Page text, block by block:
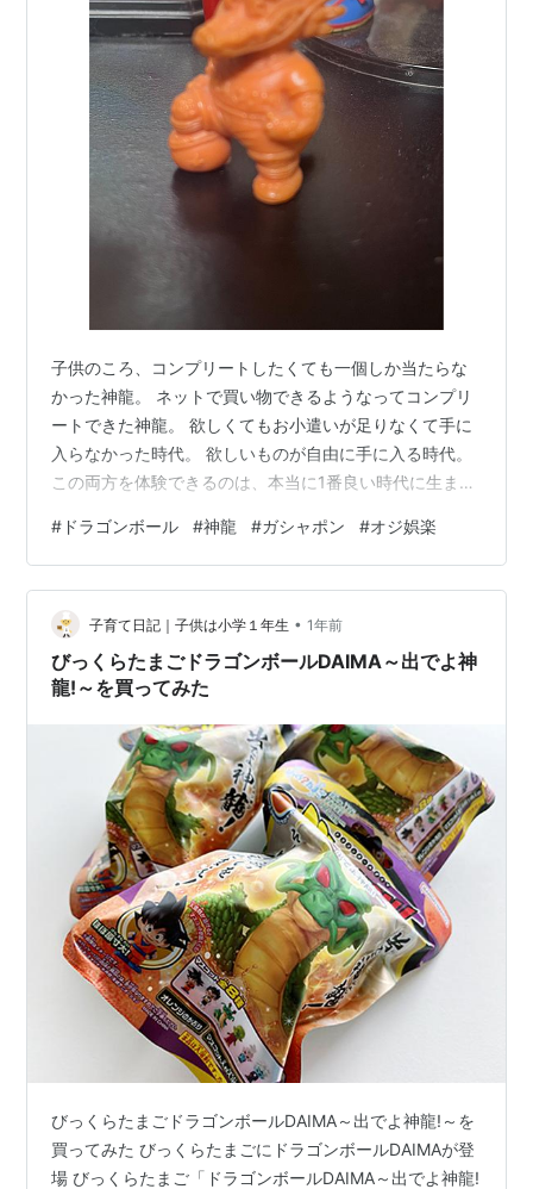
子供のころ、コンプリートしたくても一個しか当たらな
かった神龍。 ネットで買い物できるようなってコンプリ
ートできた神龍。 欲しくてもお小遣いが足りなくて手に
入らなかった時代。 欲しいものが自由に手に入る時代。
この両方を体験できるのは、本当に1番良い時代に生まれ
# ドラゴンボール #神龍 #ガシャポン #オジ娯楽
子育て日記｜子供は小学１年生 • 1年前
びっくらたまごドラゴンボールDAIMA～出でよ神
龍!～を買ってみた
びっくらたまごドラゴンボールDAIMA～出でよ神龍!～を
買ってみた びっくらたまごにドラゴンボールDAIMAが登
場 びっくらたまご「ドラゴンボールDAIMA～出でよ神龍!